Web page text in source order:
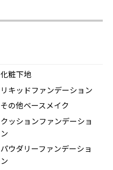
化粧下地
リキッドファンデーション
その他ベースメイク
クッションファンデーショ
ン
パウダリーファンデーショ
ン